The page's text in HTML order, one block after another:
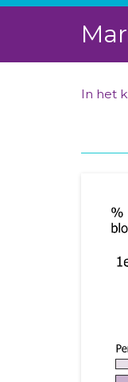
In het